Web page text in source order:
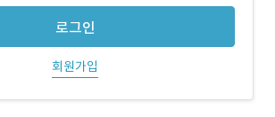
로그인
회원가입